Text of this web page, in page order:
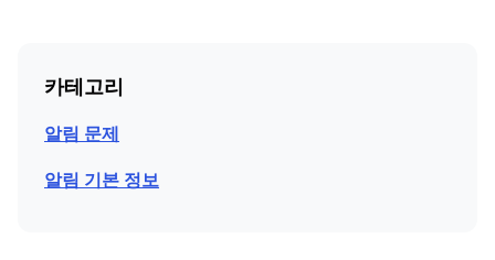
카테고리
알림 문제
알림 기본 정보